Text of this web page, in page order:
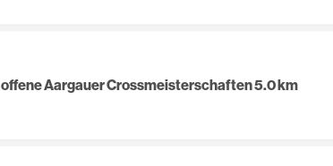
offene Aargauer Crossmeisterschaften 5.0 km